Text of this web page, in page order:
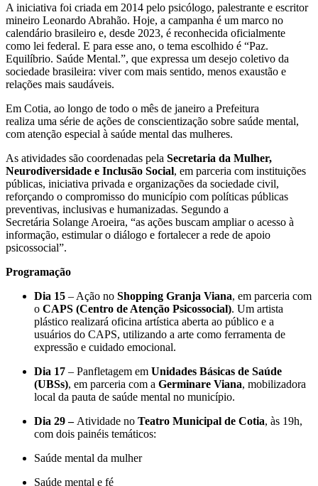
A iniciativa foi criada em 2014 pelo psicólogo, palestrante e escritor
mineiro Leonardo Abrahão. Hoje, a campanha é um marco no
calendário brasileiro e, desde 2023, é reconhecida oficialmente
como lei federal. E para esse ano, o tema escolhido é “Paz.
Equilíbrio. Saúde Mental.”, que expressa um desejo coletivo da
sociedade brasileira: viver com mais sentido, menos exaustão e
relações mais saudáveis.
Em Cotia, ao longo de todo o mês de janeiro a Prefeitura
realiza uma série de ações de conscientização sobre saúde mental,
com atenção especial à saúde mental das mulheres.
As atividades são coordenadas pela Secretaria da Mulher,
Neurodiversidade e Inclusão Social, em parceria com instituições
públicas, iniciativa privada e organizações da sociedade civil,
reforçando o compromisso do município com políticas públicas
preventivas, inclusivas e humanizadas. Segundo a
Secretária Solange Aroeira, “as ações buscam ampliar o acesso à
informação, estimular o diálogo e fortalecer a rede de apoio
psicossocial”.
Programação
Dia 15 – Ação no Shopping Granja Viana, em parceria com
o CAPS (Centro de Atenção Psicossocial). Um artista
plástico realizará oficina artística aberta ao público e a
usuários do CAPS, utilizando a arte como ferramenta de
expressão e cuidado emocional.
Dia 17 – Panfletagem em Unidades Básicas de Saúde
(UBSs), em parceria com a Germinare Viana, mobilizadora
local da pauta de saúde mental no município.
Dia 29 – Atividade no Teatro Municipal de Cotia, às 19h,
com dois painéis temáticos:
Saúde mental da mulher
Saúde mental e fé